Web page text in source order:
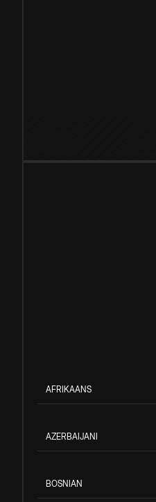
AFRIKAANS
AZERBAIJANI
BOSNIAN